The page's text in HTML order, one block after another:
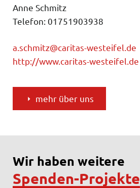
Anne Schmitz
Telefon: 01751903938
a.schmitz@caritas-westeifel.de
http://www.caritas-westeifel.de
mehr über uns
Wir haben weitere
Spenden-Projekte